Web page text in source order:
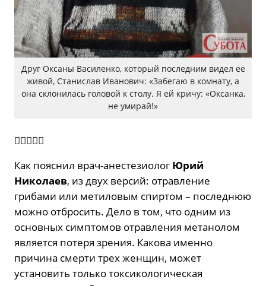
Друг Оксаны Василенко, который последним видел ее
живой, Станислав Иванович: «Забегаю в комнату, а
она склонилась головой к столу. Я ей кричу: «Оксанка,
не умирай!»

Как пояснил врач-анестезиолог Юрий
Николаев, из двух версий: отравление
грибами или метиловым спиртом – последнюю
можно отбросить. Дело в том, что одним из
основных симптомов отравления метанолом
является потеря зрения. Какова именно
причина смерти трех женщин, может
установить только токсикологическая